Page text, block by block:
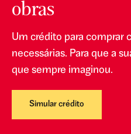
obras
Um crédito para comprar
necessárias. Para que a
que sempre imaginou.
Simular crédito